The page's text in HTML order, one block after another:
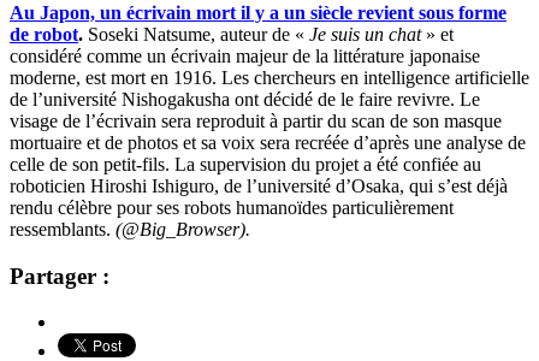
Au Japon, un écrivain mort il y a un siècle revient sous forme
de robot. Soseki Natsume, auteur de « Je suis un chat » et
considéré comme un écrivain majeur de la littérature japonaise
moderne, est mort en 1916. Les chercheurs en intelligence artificielle
de l’université Nishogakusha ont décidé de le faire revivre. Le
visage de l’écrivain sera reproduit à partir du scan de son masque
mortuaire et de photos et sa voix sera recréée d’après une analyse de
celle de son petit-fils. La supervision du projet a été confiée au
roboticien Hiroshi Ishiguro, de l’université d’Osaka, qui s’est déjà
rendu célèbre pour ses robots humanoïdes particulièrement
ressemblants. (@Big_Browser).
Partager :